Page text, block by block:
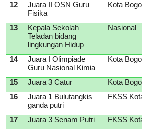
12
Juara II OSN Guru
Fisika
Kota
13
Kepala Sekolah
Teladan bidang
lingkungan Hidup
Nasional
14
Juara I Olimpiade
Guru Nasional Kimia
Kota
15 Juara 3 Catur Kota
16
Juara 1 Bulutangkis
ganda putri
FKSS
17 Juara 3 Senam Putri FKSS